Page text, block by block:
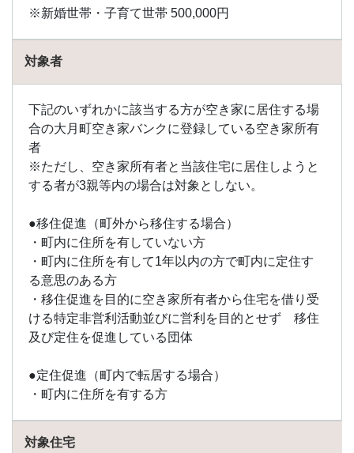
※新婚世帯・子育て世帯 500,000円
対象者
下記のいずれかに該当する方が空き家に居住する場
合の大月町空き家バンクに登録している空き家所有
者
※ただし、空き家所有者と当該住宅に居住しようと
する者が3親等内の場合は対象としない。
●移住促進（町外から移住する場合）
・町内に住所を有していない方
・町内に住所を有して1年以内の方で町内に定住す
る意思のある方
・移住促進を目的に空き家所有者から住宅を借り受
ける特定非営利活動並びに営利を目的とせず 移住
及び定住を促進している団体
●定住促進（町内で転居する場合）
・町内に住所を有する方
対象住宅